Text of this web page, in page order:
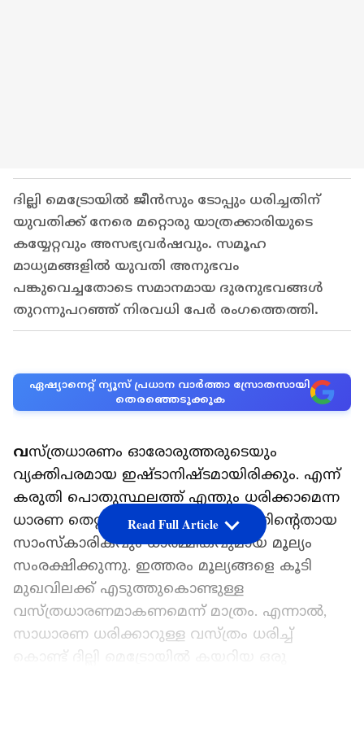
ദില്ലി മെട്രോയിൽ ജീൻസും ടോപ്പും ധരിച്ചതിന്
യുവതിക്ക് നേരെ മറ്റൊരു യാത്രക്കാരിയുടെ
കയ്യേറ്റവും അസഭ്യവർഷവും. സമൂഹ
മാധ്യമങ്ങളിൽ യുവതി അനുഭവം
പങ്കുവെച്ചതോടെ സമാനമായ ദുരനുഭവങ്ങൾ
തുറന്നുപറഞ്ഞ് നിരവധി പേർ രംഗത്തെത്തി.
ഏഷ്യാനെറ്റ് ന്യൂസ് പ്രധാന വാർത്താ സ്രോതസായി
തെരഞ്ഞെടുക്കുക
വസ്ത്രധാരണം ഓരോരുത്തരുടെയും
വ്യക്തിപരമായ ഇഷ്ടാനിഷ്ടമായിരിക്കും. എന്ന്
കരുതി പൊതുസ്ഥലത്ത് എന്തും ധരിക്കാമെന്ന
ധാരണ തെറ്റാണ്. ഓരോ നാടും അതിന്‍റെതായ
സാംസ്കാരികവും ധാർമ്മികവുമായ മൂല്യം
സംരക്ഷിക്കുന്നു. ഇത്തരം മൂല്യങ്ങളെ കൂടി
മുഖവിലക്ക് എടുത്തുകൊണ്ടുള്ള
വസ്ത്രധാരണമാകണമെന്ന് മാത്രം. എന്നാൽ,
സാധാരണ ധരിക്കാറുള്ള വസ്ത്രം ധരിച്ച്
Read Full Article